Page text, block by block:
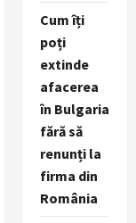
Cum îți
poți
extinde
afacerea
în Bulgaria
fără să
renunți la
firma din
România